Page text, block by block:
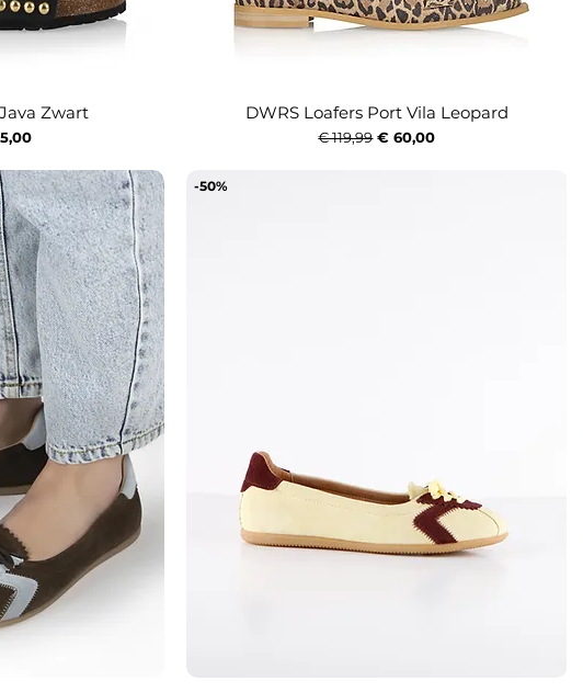
Zwart Snel overzicht
DWRS Loafers Port Vila Leopard
Normale prijs
€ 119,99 Verkoopprijs
€ 60,00
-50%